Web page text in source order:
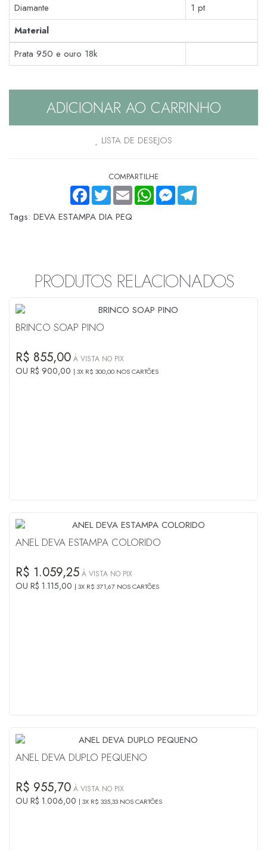
Diamante
1 pt
Material
Prata 950 e ouro 18k
ADICIONAR AO CARRINHO
LISTA DE DESEJOS
COMPARTILHE
FACEBOOKTWITTEREMAIL WHATSAPPMESSENGER
TELEGRAM
Tags: DEVA ESTAMPA DIA PEQ
PRODUTOS RELACIONADOS
BRINCO SOAP PINO
R$ 855,00 À VISTA NO PIX
OU R$ 900,00 3X R$ 300,00 NOS CARTÕES
ANEL DEVA ESTAMPA COLORIDO
R$ 1.059,25 À VISTA NO PIX
OU R$ 1.115,00 3X R$ 371,67 NOS CARTÕES
ANEL DEVA DUPLO PEQUENO
R$ 955,70 À VISTA NO PIX
OU R$ 1.006,00 3X R$ 335,33 NOS CARTÕES